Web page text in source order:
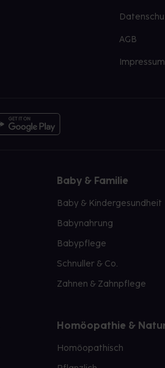
AGB
Impressum
Baby & Familie
Baby & Kindergesundheit
Babynahrung
Babypflege
Schnuller & Co.
Zahnen & Zahnpflege
Homöopathie &
Homöopathisch